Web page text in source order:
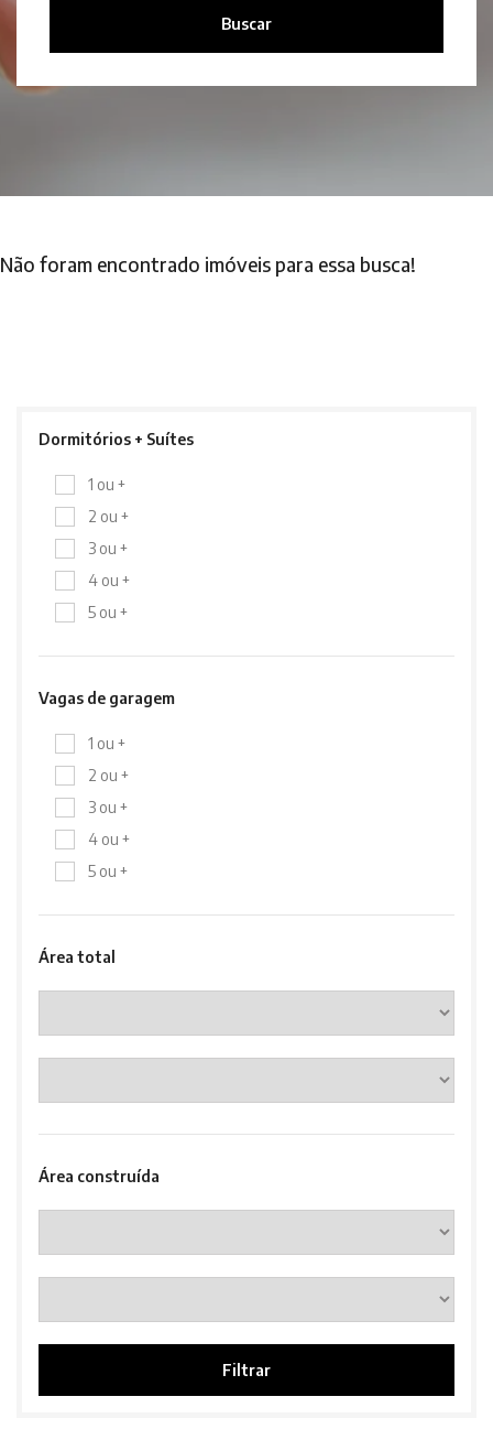
Buscar
Não foram encontrado imóveis para essa busca!
Dormitórios + Suítes
1 ou +
2 ou +
3 ou +
4 ou +
5 ou +
Vagas de garagem
1 ou +
2 ou +
3 ou +
4 ou +
5 ou +
Área total
Área construída
Filtrar